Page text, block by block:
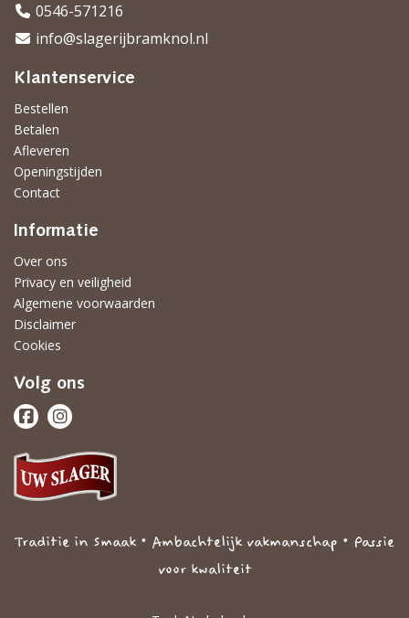
0546-571216
info@slagerijbramknol.nl
Klantenservice
Bestellen
Betalen
Afleveren
Openingstijden
Contact
Informatie
Over ons
Privacy en veiligheid
Algemene voorwaarden
Disclaimer
Cookies
Volg ons
Traditie in Smaak • Ambachtelijk vakmanschap • Passie
voor kwaliteit